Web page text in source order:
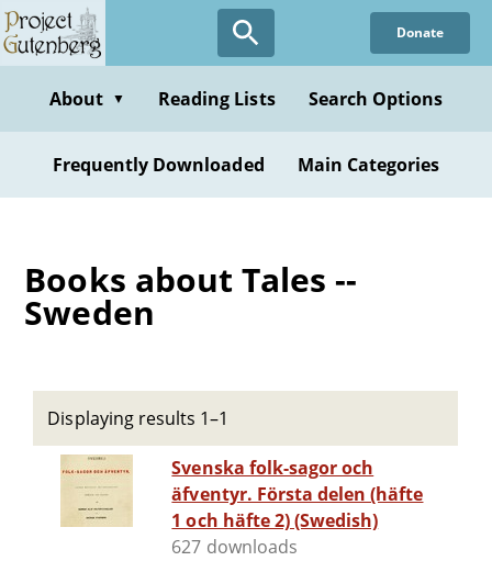
Skip
to
content
Donate
About ▼ Reading Lists Search Options
Frequently Downloaded Main Categories
Books about Tales --
Sweden
Displaying results 1–1
Svenska folk-sagor och
äfventyr. Första delen (häfte
1 och häfte 2) (Swedish)
627 downloads